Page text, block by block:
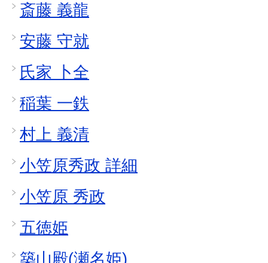
斎藤 義龍
安藤 守就
氏家 卜全
稲葉 一鉄
村上 義清
小笠原秀政 詳細
小笠原 秀政
五徳姫
築山殿(瀬名姫)